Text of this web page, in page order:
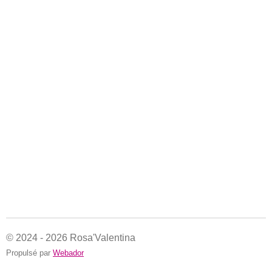
© 2024 - 2026 Rosa'Valentina
Propulsé par Webador